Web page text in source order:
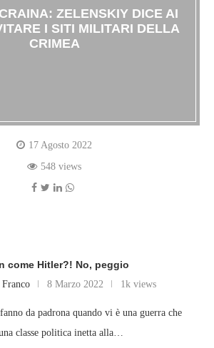
ZELENSKIY DICE AI
I SITI MILITARI DELLA
CRIMEA
17 Agosto 2022
548 views
come Hitler?! No, peggio
8 Marzo 2022 1k views
da padrona quando vi è una guerra che
classe politica inetta alla…